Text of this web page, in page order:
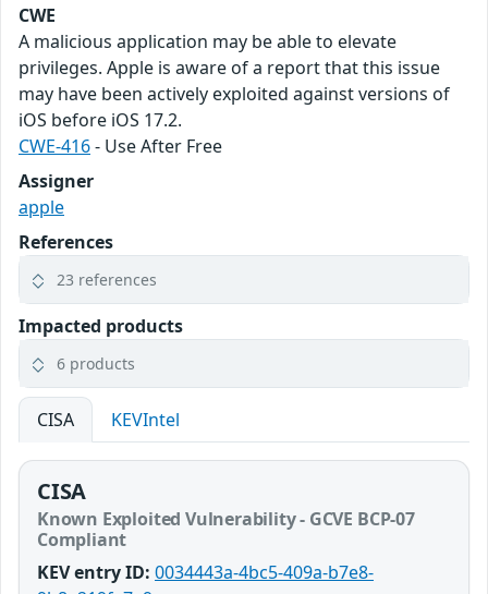
CWE
A malicious application may be able to elevate
privileges. Apple is aware of a report that this issue
may have been actively exploited against versions of
iOS before iOS 17.2.
CWE-416- Use After Free
Assigner
apple
References
23 references
Impacted products
6 products
CISA KEVIntel
CISA
Known Exploited Vulnerability - GCVE BCP-07
Compliant
KEV entry ID: 0034443a-4bc5-409a-b7e8-